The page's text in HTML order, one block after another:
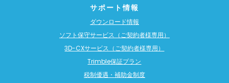
サポート情報
ダウンロード情報
ソフト保守サービス（ご契約者様専用）
3D-CXサービス（ご契約者様専用）
Trimble保証プラン
税制優遇・補助金制度